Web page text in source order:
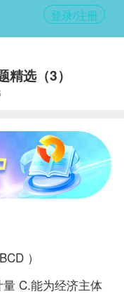
登录/注册
精选（3）
）
C.能为经济主体